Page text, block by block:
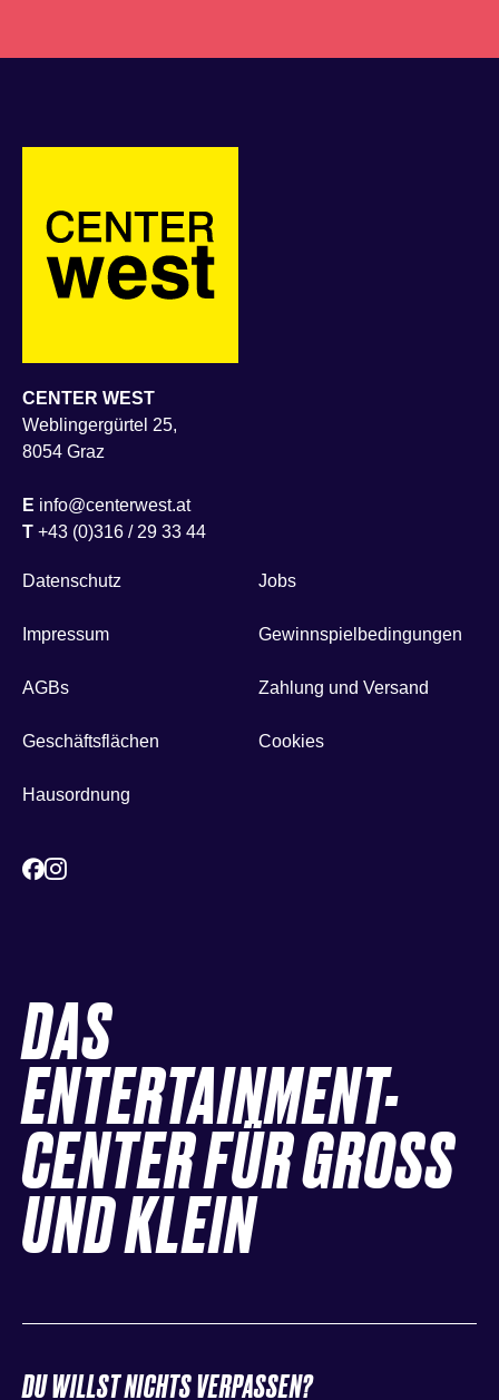
CENTER WEST
Weblingergürtel 25,
8054 Graz
E info@centerwest.at
T +43 (0)316 / 29 33 44
Datenschutz
Impressum
AGBs
Geschäftsflächen
Hausordnung
Jobs
Gewinnspielbedingungen
Zahlung und Versand
Cookies
DAS
ENTERTAINMENT-
CENTER FÜR GROSS
UND KLEIN
DU WILLST NICHTS VERPASSEN?